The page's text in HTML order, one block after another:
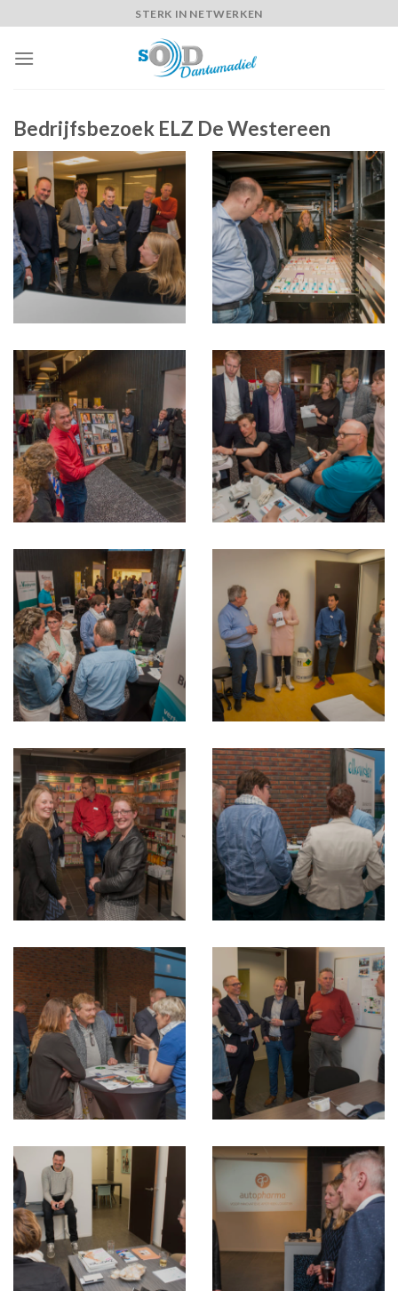
to
content
STERK IN NETWERKEN
Bedrijfsbezoek ELZ De Westereen